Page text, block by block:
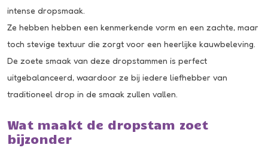
intense dropsmaak.
Ze hebben hebben een kenmerkende vorm en een zachte, maar
toch stevige textuur die zorgt voor een heerlijke kauwbeleving.
De zoete smaak van deze dropstammen is perfect
uitgebalanceerd, waardoor ze bij iedere liefhebber van
traditioneel drop in de smaak zullen vallen.
Wat maakt de dropstam zoet
bijzonder